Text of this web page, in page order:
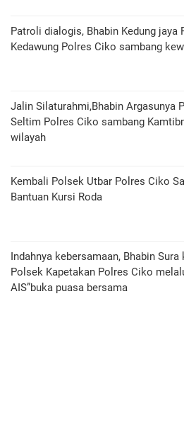
Patroli dialogis, Bhabin Kedung jaya
Kedawung Polres Ciko sambang
Jalin Silaturahmi,Bhabin Argasunya
Seltim Polres Ciko sambang
wilayah
Kembali Polsek Utbar Polres Ciko
Bantuan Kursi Roda
Indahnya kebersamaan, Bhabin Sura
Polsek Kapetakan Polres Ciko
AIS”buka puasa bersama